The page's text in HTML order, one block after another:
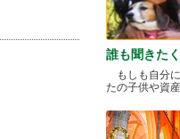
誰も聞きた
もしも自分
たの子供や資